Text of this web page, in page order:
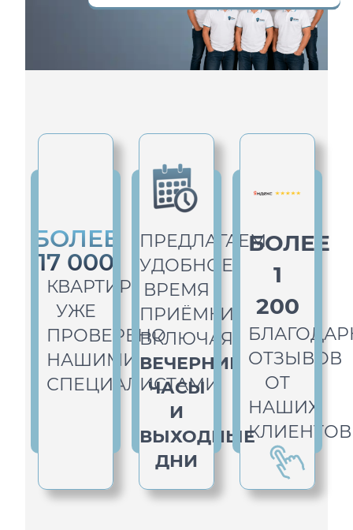
БОЛЕЕ
17 000
КВАРТИР
УЖЕ
ПРОВЕРЕНО
НАШИМИ
СПЕЦИАЛИСТАМИ
ПРЕДЛАГАЕМ
УДОБНОЕ
ВРЕМЯ
ПРИЁМКИ,
ВКЛЮЧАЯ
ВЕЧЕРНИЕ
ЧАСЫ
И
ВЫХОДНЫЕ
ДНИ
БОЛЕЕ
1
200
ОТЗЫВОВ
ОТ
НАШИХ
КЛИЕНТОВ